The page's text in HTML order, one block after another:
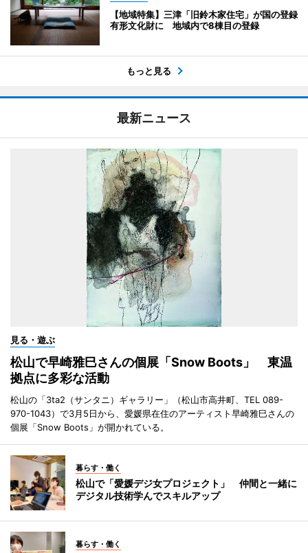
【地域特集】三津「旧鈴木家住宅」が国の登録
有形文化財に 地域内で8棟目の登録
もっと見る
最新ニュース
見る・遊ぶ
松山で早崎雅巳さんの個展「Snow Boots」 東温
拠点に多彩な活動
松山の「3ta2（サンタニ）ギャラリー」（松山市高井町、TEL 089-
970-1043）で3月5日から、愛媛県在住のアーティスト早崎雅巳さんの
個展「Snow Boots」が開かれている。
暮らす・働く
松山で「愛媛デジ女プロジェクト」 仲間と一緒に
デジタル技術学んでスキルアップ
暮らす・働く